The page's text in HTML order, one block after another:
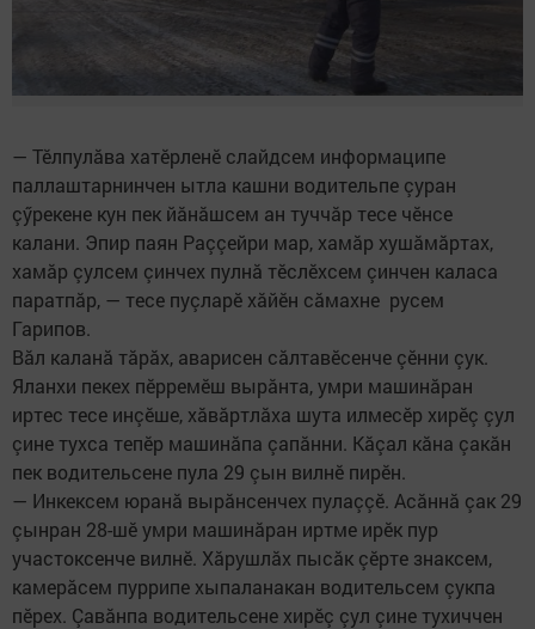
— Тӗлпулăва хатӗрленӗ слайдсем информаципе
паллаштарнинчен ытла кашни водительпе çуран
çӳрекене кун пек йăнăшсем ан туччăр тесе чӗнсе
калани. Эпир паян Раççейри мар, хамăр хушăмăртах,
хамăр çулсем çинчех пулнă тӗслӗхсем çинчен каласа
паратпăр, — тесе пуçларӗ хăйӗн сăмахне русем
Гарипов.
Вăл каланă тăрăх, аварисен сăлтавӗсенче çӗнни çук.
Яланхи пекех пӗрремӗш вырăнта, умри машинăран
иртес тесе инçӗше, хăвăртлăха шута илмесӗр хирӗç çул
çине тухса тепӗр машинăпа çапăнни. Кăçал кăна çакăн
пек водительсене пула 29 çын вилнӗ пирӗн.
— Инкексем юранă вырăнсенчех пулаççӗ. Асăннă çак 29
çынран 28-шӗ умри машинăран иртме ирӗк пур
участоксенче вилнӗ. Хăрушлăх пысăк çӗрте знаксем,
камерăсем пуррипе хыпаланакан водительсем çукпа
пӗрех. Çавăнпа водительсене хирӗç çул çине тухиччен